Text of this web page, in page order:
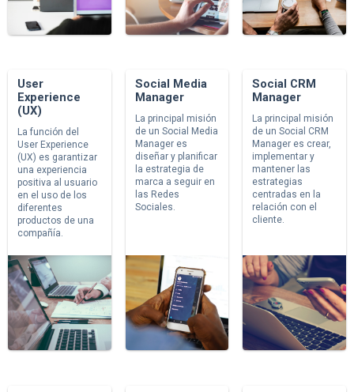
User
Experience
(UX)
La función del
User Experience
(UX) es garantizar
una experiencia
positiva al usuario
en el uso de los
diferentes
productos de una
compañía.
Social Media
Manager
La principal misión
de un Social Media
Manager es
diseñar y planificar
la estrategia de
marca a seguir en
las Redes
Sociales.
Social CRM
Manager
La principal misión
de un Social CRM
Manager es crear,
implementar y
mantener las
estrategias
centradas en la
relación con el
cliente.